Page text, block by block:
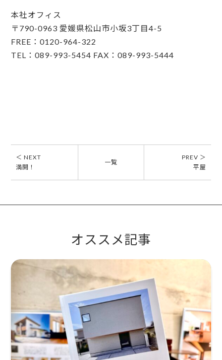
本社オフィス
〒790-0963 愛媛県松山市小坂3丁目4-5
FREE：0120-964-322
TEL：089-993-5454 FAX：089-993-5444
＜ NEXT
満開！
一覧
PREV ＞
平屋
オススメ記事